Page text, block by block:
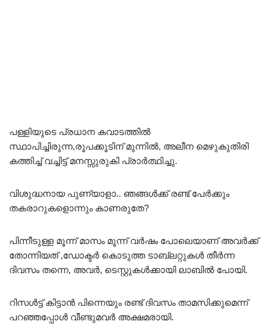
പള്ളിയുടെ പ്രധാന കവാടത്തിൽ
സ്ഥാപിച്ചിരുന്ന,രൂപക്കൂടിന് മുന്നിൽ, അലീന മെഴുകുതിരി
കത്തിച്ച് വച്ചിട്ട് മനസ്സുരുകി പ്രാർത്ഥിച്ചു.
വിശുദ്ധനായ പുണ്യാളാ.. ഞങ്ങൾക്ക് രണ്ട് പേർക്കും
തകരാറുകളൊന്നും കാണരുതേ?
പിന്നീടുള്ള മൂന്ന് മാസം മൂന്ന് വർഷം പോലെയാണ് അവർക്ക്
തോന്നിയത് ,ഡോക്ടർ കൊടുത്ത ടാബ്ലറ്റുകൾ തീർന്ന
ദിവസം തന്നെ, അവർ, ടെസ്റ്റുകൾക്കായി ലാബിൽ പോയി.
റിസൾട്ട് കിട്ടാൻ പിന്നെയും രണ്ട് ദിവസം താമസിക്കുമെന്ന്
പറഞ്ഞപ്പോൾ വീണ്ടുമവർ അക്ഷമരായി.